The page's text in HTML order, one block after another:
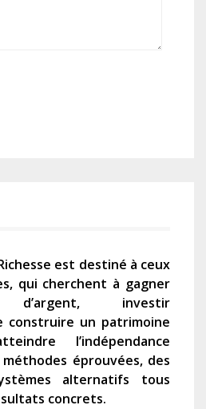
est destiné à ceux
qui cherchent à gagner
investir
construire un patrimoine
l’indépendance
éprouvées, des
alternatifs tous
concrets.